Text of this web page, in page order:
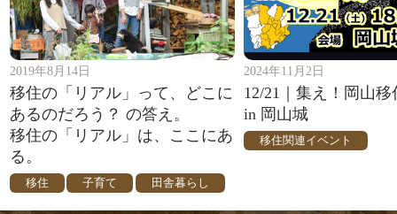
2019年8月14日
移住の「リアル」って、どこに
あるのだろう？ の答え。
移住の「リアル」は、ここにあ
る。
移住 子育て 田舎暮らし
2024年11月2日
12/21｜集え！岡山
in 岡山城
移住関連イベント